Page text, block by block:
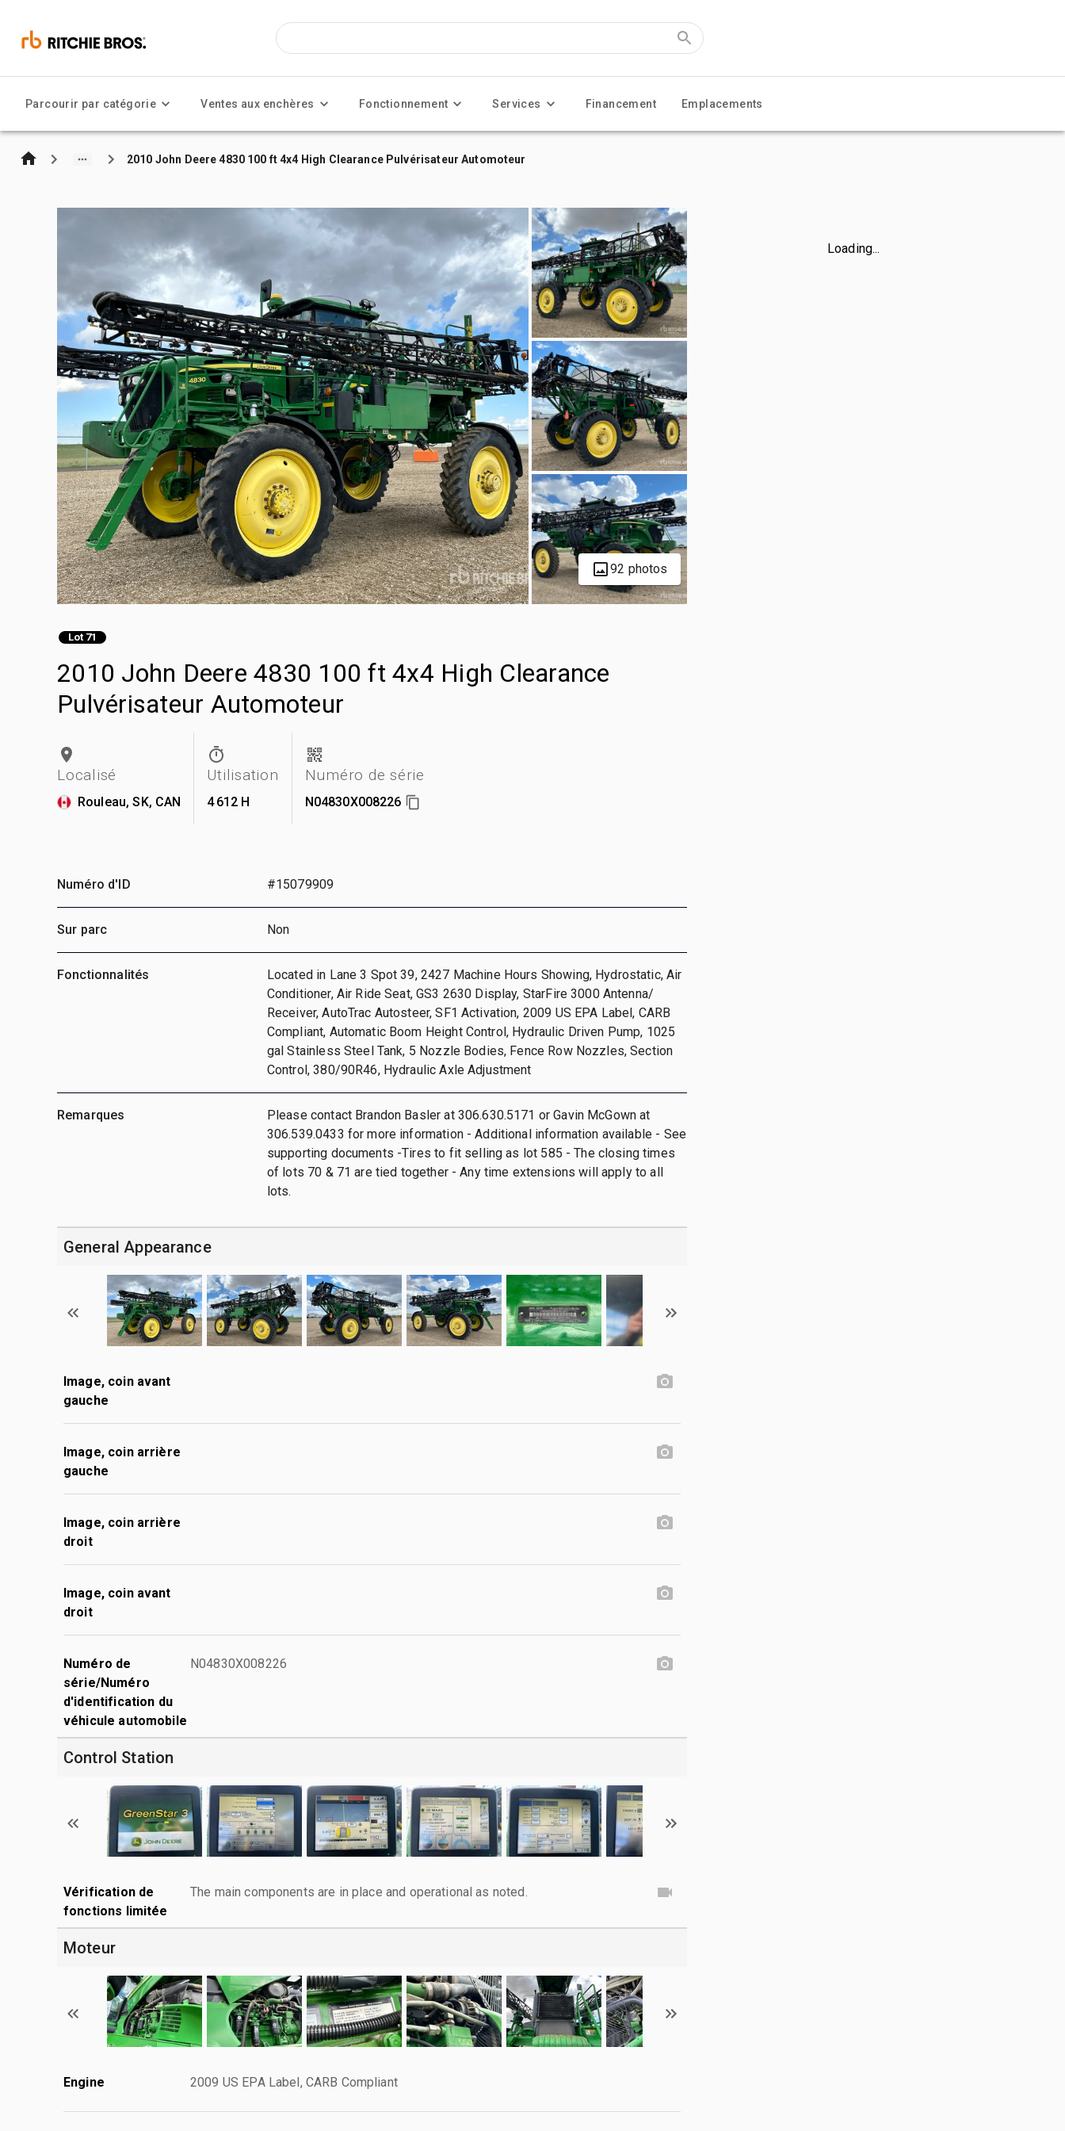
Parcourir par catégorie Ventes aux enchères Fonctionnement Services Financement Emplacements
2010 John Deere 4830 100 ft 4x4 High Clearance Pulvérisateur Automoteur
92 photos
Lot 71
2010 John Deere 4830 100 ft 4x4 High Clearance
Pulvérisateur Automoteur
Localisé
Rouleau, SK, CAN
Utilisation
4 612 H
Numéro de série
N04830X008226
Loading...
Numéro d'ID #15079909
Sur parc Non
Fonctionnalités
Located in Lane 3 Spot 39, 2427 Machine Hours Showing, Hydrostatic, Air
Conditioner, Air Ride Seat, GS3 2630 Display, StarFire 3000 Antenna/
Receiver, AutoTrac Autosteer, SF1 Activation, 2009 US EPA Label, CARB
Compliant, Automatic Boom Height Control, Hydraulic Driven Pump, 1025
gal Stainless Steel Tank, 5 Nozzle Bodies, Fence Row Nozzles, Section
Control, 380/90R46, Hydraulic Axle Adjustment
Remarques
Please contact Brandon Basler at 306.630.5171 or Gavin McGown at
306.539.0433 for more information - Additional information available - See
supporting documents -Tires to fit selling as lot 585 - The closing times
of lots 70 & 71 are tied together - Any time extensions will apply to all
lots.
General Appearance
Image, coin avant
gauche
Image, coin arrière
gauche
Image, coin arrière
droit
Image, coin avant
droit
Numéro de
série/Numéro
d'identification du
véhicule automobile
N04830X008226
Control Station
Vérification de
fonctions limitée
The main components are in place and operational as noted.
Moteur
Engine 2009 US EPA Label, CARB Compliant